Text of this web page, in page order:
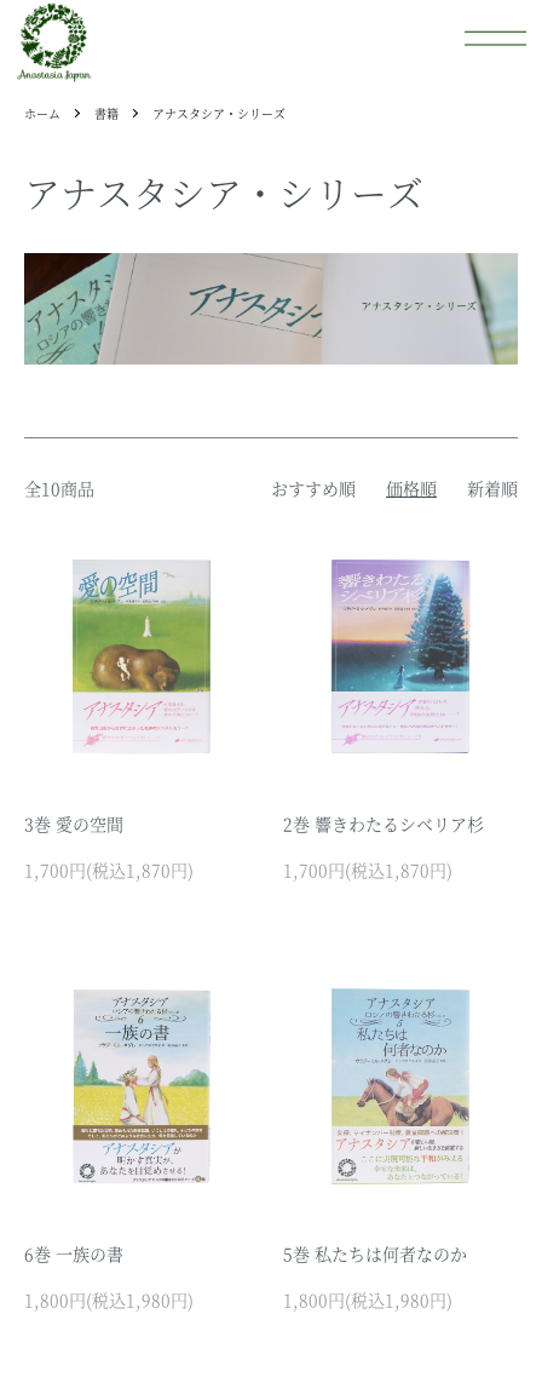
ホーム 書籍 アナスタシア・シリーズ
アナスタシア・シリーズ
全10商品 おすすめ順 価格順 新着順
3巻 愛の空間
1,700円(税込1,870円)
2巻 響きわたるシベリア杉
1,700円(税込1,870円)
6巻 一族の書
1,800円(税込1,980円)
5巻 私たちは何者なのか
1,800円(税込1,980円)